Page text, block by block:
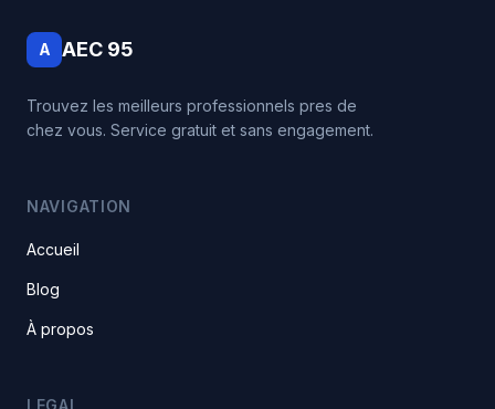
A AEC 95
Trouvez les meilleurs professionnels pres de
chez vous. Service gratuit et sans engagement.
NAVIGATION
Accueil
Blog
À propos
LEGAL